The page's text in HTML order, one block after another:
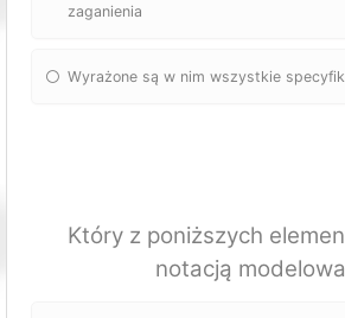
zaganienia
Wyrażone są w nim wszystkie
Który z poniższych
notacją